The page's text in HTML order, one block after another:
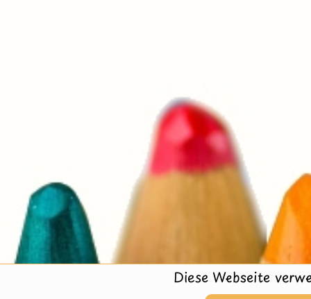
Diese Webseite